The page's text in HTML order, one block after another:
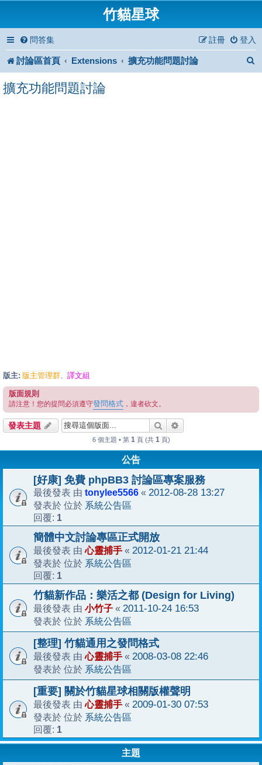
竹貓星球
問答集 登入
註冊
討論區首頁 Extensions 擴充功能問題討論
擴充功能問題討論
版主: 版主管理群、 譯文組
版面規則
請注意！您的提問必須遵守發問格式 ，違者砍文。
發表主題 搜尋
6 個主題 • 第 1 頁 (共 1 頁)
公告
[好康] 免費 phpBB3 討論區專案服務
最後發表 由 tonylee5566 « 2012-08-28 13:27
發表於 位於 系統公告區
回覆: 1
簡體中文討論專區正式開放
最後發表 由心靈捕手 « 2012-01-21 21:44
發表於 位於 系統公告區
回覆: 1
竹貓新作品：樂活之都 (Design for Living)
最後發表 由 小竹子 « 2011-10-24 16:53
發表於 位於 系統公告區
[整理] 竹貓通用之發問格式
最後發表 由心靈捕手 « 2008-03-08 22:46
發表於 位於 系統公告區
[重要] 關於竹貓星球相關版權聲明
最後發表 由心靈捕手 « 2009-01-30 07:53
發表於 位於 系統公告區
回覆: 1
主題